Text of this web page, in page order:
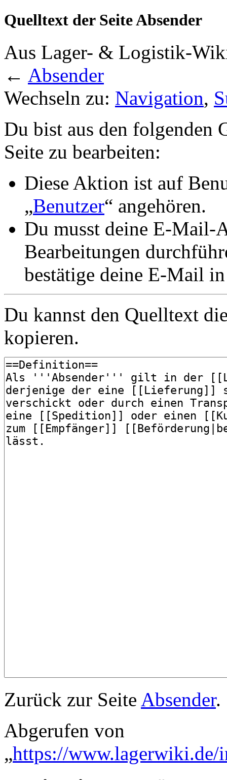
Quelltext der Seite Absender
Aus Lager- & Logistik-
← Absender
Wechseln zu: Navigation,
Du bist aus den folgenden
Seite zu bearbeiten:
Diese Aktion ist auf
„Benutzer“ angehören.
Du musst deine E-Mail-
Bearbeitungen
bestätige deine E-Mail
Du kannst den Quelltext
kopieren.
Zurück zur Seite Absender.
Abgerufen von
„https://www.lagerwiki.de/